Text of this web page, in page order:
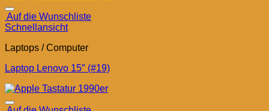
Auf die Wunschliste
Schnellansicht
Laptops / Computer
Laptop Lenovo 15″ (#19)